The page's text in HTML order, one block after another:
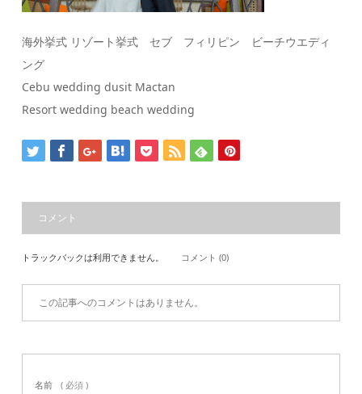
海外挙式 リゾート挙式 セブ フィリピン ビーチウエディ
ング
Cebu wedding dusit Mactan
Resort wedding beach wedding
コメント
トラックバックは利用できません。 コメント (0)
この記事へのコメントはありません。
名前 ( 必須 )